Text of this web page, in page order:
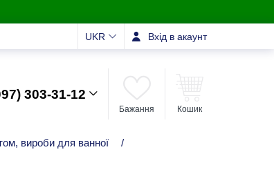
UKR Вхід в акаунт
303-31-12
Бажання Кошик
вироби для ванної
/